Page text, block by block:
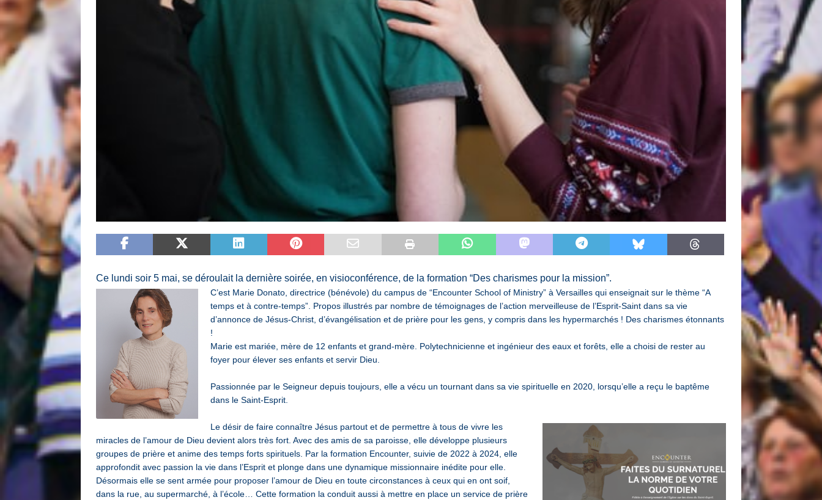
Ce lundi soir 5 mai, se déroulait la dernière soirée, en visioconférence, de la formation “Des charismes pour la mission”.
C’est Marie Donato, directrice (bénévole) du campus de “Encounter School of Ministry” à Versailles qui enseignait sur le thème “A
temps et à contre-temps”. Propos illustrés par nombre de témoignages de l’action merveilleuse de l’Esprit-Saint dans sa vie
d’annonce de Jésus-Christ, d’évangélisation et de prière pour les gens, y compris dans les hypermarchés ! Des charismes étonnants
!
Marie est mariée, mère de 12 enfants et grand-mère. Polytechnicienne et ingénieur des eaux et forêts, elle a choisi de rester au
foyer pour élever ses enfants et servir Dieu.
Passionnée par le Seigneur depuis toujours, elle a vécu un tournant dans sa vie spirituelle en 2020, lorsqu’elle a reçu le baptême
dans le Saint-Esprit.
Le désir de faire connaître Jésus partout et de permettre à tous de vivre les
miracles de l’amour de Dieu devient alors très fort. Avec des amis de sa paroisse, elle développe plusieurs
groupes de prière et anime des temps forts spirituels. Par la formation Encounter, suivie de 2022 à 2024, elle
approfondit avec passion la vie dans l’Esprit et plonge dans une dynamique missionnaire inédite pour elle.
Désormais elle se sent armée pour proposer l’amour de Dieu en toute circonstances à ceux qui en ont soif,
dans la rue, au supermarché, à l’école… Cette formation la conduit aussi à mettre en place un service de prière